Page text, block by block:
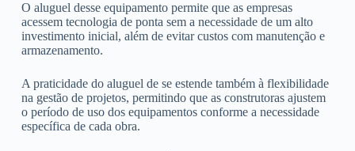
O aluguel desse equipamento permite que as empresas
acessem tecnologia de ponta sem a necessidade de um alto
investimento inicial, além de evitar custos com manutenção e
armazenamento.
A praticidade do aluguel de se estende também à flexibilidade
na gestão de projetos, permitindo que as construtoras ajustem
o período de uso dos equipamentos conforme a necessidade
específica de cada obra.